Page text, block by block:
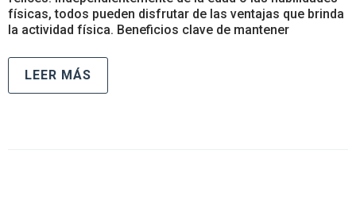
físicas, todos pueden disfrutar de las ventajas que brinda
la actividad física. Beneficios clave de mantener
LEER MÁS